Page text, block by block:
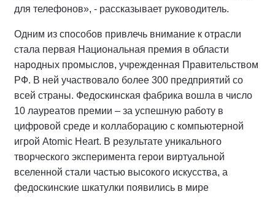
для телефонов», - рассказывает руководитель.
Одним из способов привлечь внимание к отрасли
стала первая Национальная премия в области
народных промыслов, учрежденная Правительством
РФ. В ней участвовало более 300 предприятий со
всей страны. Федоскинская фабрика вошла в число
10 лауреатов премии – за успешную работу в
цифровой среде и коллаборацию с компьютерной
игрой Atomic Heart. В результате уникального
творческого эксперимента герои виртуальной
вселенной стали частью высокого искусства, а
федоскинские шкатулки появились в мире